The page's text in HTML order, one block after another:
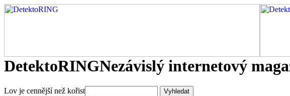
DetektoRINGNezávislý internetový
Lov je cennější než kořist